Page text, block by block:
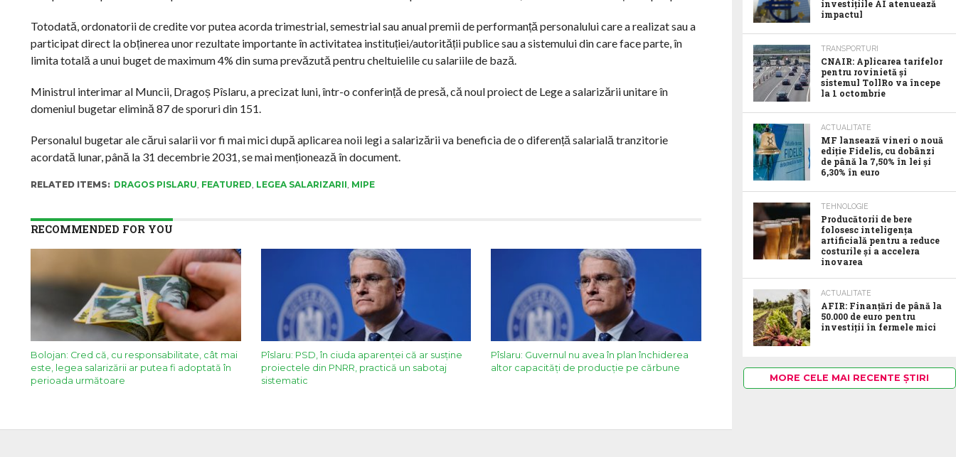
Totodată, ordonatorii de credite vor putea acorda trimestrial, semestrial sau anual premii de performanță personalului care a realizat sau a
participat direct la obținerea unor rezultate importante în activitatea instituției/autorității publice sau a sistemului din care face parte, în
limita totală a unui buget de maximum 4% din suma prevăzută pentru cheltuielile cu salariile de bază.
Ministrul interimar al Muncii, Dragoș Pîslaru, a precizat luni, într-o conferință de presă, că noul proiect de Lege a salarizării unitare în
domeniul bugetar elimină 87 de sporuri din 151.
Personalul bugetar ale cărui salarii vor fi mai mici după aplicarea noii legi a salarizării va beneficia de o diferență salarială tranzitorie
acordată lunar, până la 31 decembrie 2031, se mai menționează în document.
RELATED ITEMS: DRAGOS PISLARU FEATURED LEGEA SALARIZARII MIPE
RECOMMENDED FOR YOU
Bolojan: Cred că, cu responsabilitate, cât mai
este, legea salarizării ar putea fi adoptată în
perioada următoare
Pîslaru: PSD, în ciuda aparenței că ar susține
proiectele din PNRR, practică un sabotaj
sistematic
Pîslaru: Guvernul nu avea în plan închiderea
altor capacități de producție pe cărbune
investițiile AI atenuează
impactul
TRANSPORTURI
CNAIR: Aplicarea tarifelor
pentru rovinietă și
sistemul TollRo va începe
la 1 octombrie
ACTUALITATE
MF lansează vineri o nouă
ediție Fidelis, cu dobânzi
de până la 7,50% în lei și
6,30% în euro
TEHNOLOGIE
Producătorii de bere
folosesc inteligența
artificială pentru a reduce
costurile și a accelera
inovarea
ACTUALITATE
AFIR: Finanțări de până la
50.000 de euro pentru
investiții în fermele mici
MORE CELE MAI RECENTE ȘTIRI